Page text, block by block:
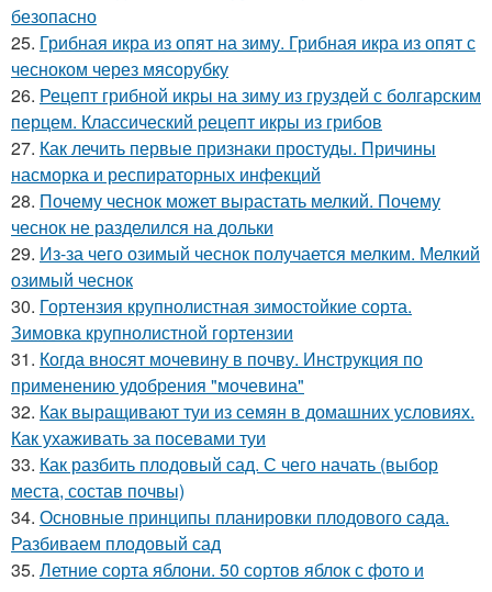
безопасно
25. Грибная икра из опят на зиму. Грибная икра из опят с
чесноком через мясорубку
26. Рецепт грибной икры на зиму из груздей с болгарским
перцем. Классический рецепт икры из грибов
27. Как лечить первые признаки простуды. Причины
насморка и респираторных инфекций
28. Почему чеснок может вырастать мелкий. Почему
чеснок не разделился на дольки
29. Из-за чего озимый чеснок получается мелким. Мелкий
озимый чеснок
30. Гортензия крупнолистная зимостойкие сорта.
Зимовка крупнолистной гортензии
31. Когда вносят мочевину в почву. Инструкция по
применению удобрения "мочевина"
32. Как выращивают туи из семян в домашних условиях.
Как ухаживать за посевами туи
33. Как разбить плодовый сад. С чего начать (выбор
места, состав почвы)
34. Основные принципы планировки плодового сада.
Разбиваем плодовый сад
35. Летние сорта яблони. 50 сортов яблок с фото и